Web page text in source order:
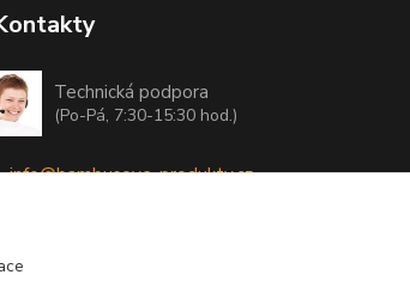
Technická podpora
(Po-Pá, 7:30-15:30 hod.)
info@bambusove-produkty.cz